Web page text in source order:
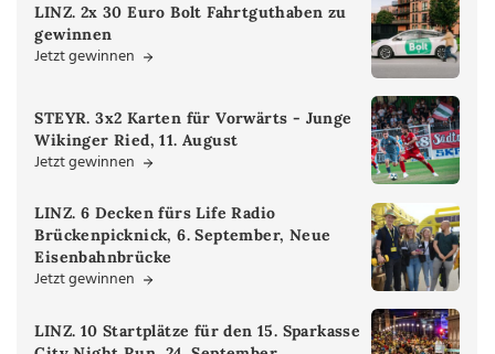
LINZ. 2x 30 Euro Bolt Fahrtguthaben zu
gewinnen
Jetzt gewinnen
STEYR. 3x2 Karten für Vorwärts - Junge
Wikinger Ried, 11. August
Jetzt gewinnen
LINZ. 6 Decken fürs Life Radio
Brückenpicknick, 6. September, Neue
Eisenbahnbrücke
Jetzt gewinnen
LINZ. 10 Startplätze für den 15. Sparkasse